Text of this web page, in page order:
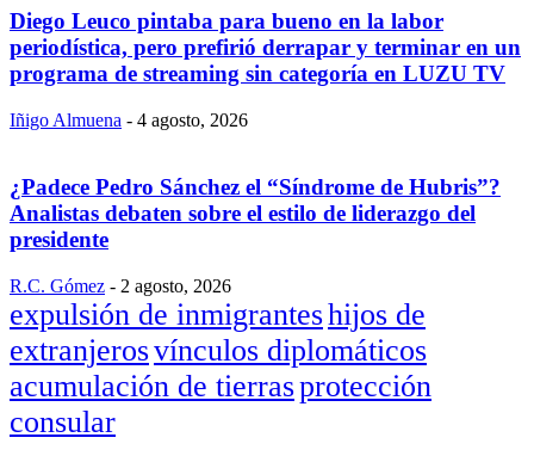
Diego Leuco pintaba para bueno en la labor
periodística, pero prefirió derrapar y terminar en un
programa de streaming sin categoría en LUZU TV
Iñigo Almuena - 4 agosto, 2026
¿Padece Pedro Sánchez el “Síndrome de Hubris”?
Analistas debaten sobre el estilo de liderazgo del
presidente
R.C. Gómez - 2 agosto, 2026
expulsión de inmigranteshijos de
extranjerosvínculos diplomáticos
acumulación de tierrasprotección
consular